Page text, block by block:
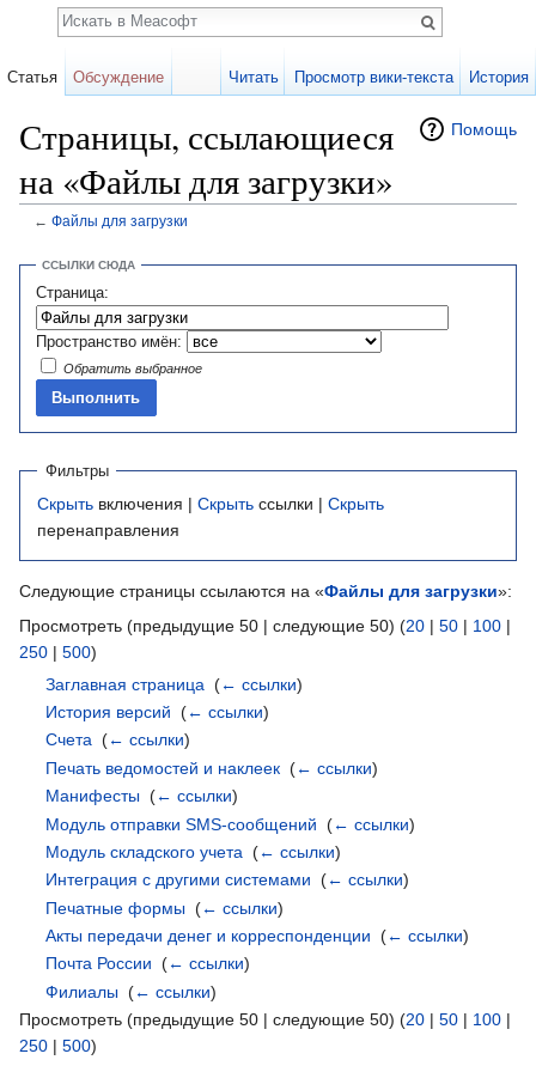
Помощь
Страницы, ссылающиеся
на «Файлы для загрузки»
← Файлы для загрузки
ССЫЛКИ СЮДА
Страница:
Пространство имён:
Обратить выбранное
Фильтры
Скрыть включения | Скрыть ссылки | Скрыть
перенаправления
Следующие страницы ссылаются на «Файлы для загрузки»:
Просмотреть (предыдущие 50 | следующие 50) (20 | 50 | 100 |
250 | 500)
Заглавная страница ‎(← ссылки)
История версий ‎(← ссылки)
Счета ‎(← ссылки)
Печать ведомостей и наклеек ‎(← ссылки)
Манифесты ‎(← ссылки)
Модуль отправки SMS-сообщений ‎(← ссылки)
Модуль складского учета ‎(← ссылки)
Интеграция с другими системами ‎(← ссылки)
Печатные формы ‎(← ссылки)
Акты передачи денег и корреспонденции ‎(← ссылки)
Почта России ‎(← ссылки)
Филиалы ‎(← ссылки)
Просмотреть (предыдущие 50 | следующие 50) (20 | 50 | 100 |
250 | 500)
Статья Обсуждение Читать Просмотр вики-текста История
Поиск